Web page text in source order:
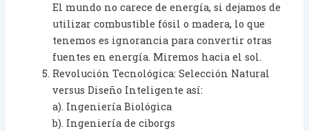
El mundo no carece de energía, si dejamos de
utilizar combustible fósil o madera, lo que
tenemos es ignorancia para convertir otras
fuentes en energía. Miremos hacia el sol.
Revolución Tecnológica: Selección Natural
versus Diseño Inteligente así:
a). Ingeniería Biológica
b). Ingeniería de ciborgs